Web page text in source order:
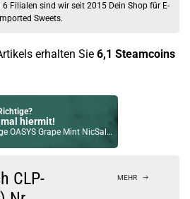
Filialen sind wir seit 2015 Dein Shop für E-
Sweets.
erhalten Sie 6,1 Steamcoins
hiermit!
Grape Mint NicSalt Liquid 10ml / 20mg Nikotinsalz
mal!
Bar Salts Cherry Cola Longfill Aroma
CLP-
MEHR